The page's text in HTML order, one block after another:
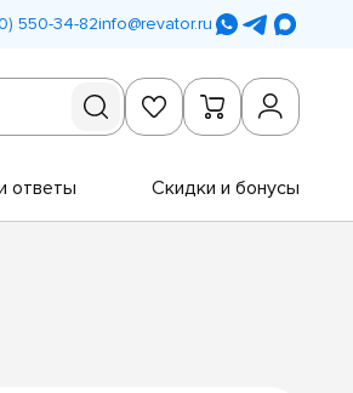
550-34-82info@revator.ru
ответы Скидки и бонусы